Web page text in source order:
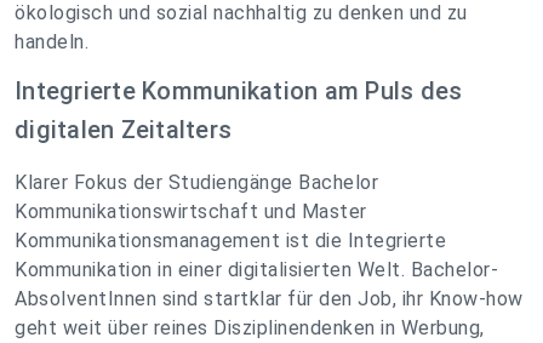
ökologisch und sozial nachhaltig zu denken und zu
handeln.
Integrierte Kommunikation am Puls des
digitalen Zeitalters
Klarer Fokus der Studiengänge Bachelor
Kommunikationswirtschaft und Master
Kommunikationsmanagement ist die Integrierte
Kommunikation in einer digitalisierten Welt. Bachelor-
Absolven­tInnen sind startklar für den Job, ihr Know-how
geht weit über reines Disziplinendenken in Werbung,